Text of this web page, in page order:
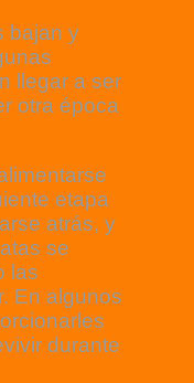
bajan y
llegar a ser
otra época
etapa
atrás, y
se
las
En algunos
durante